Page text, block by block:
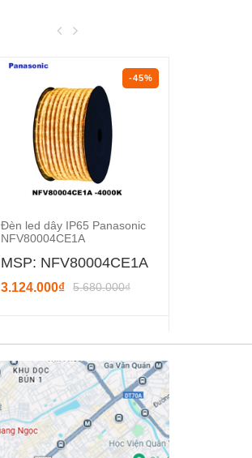
-45%
Đèn led dây IP65 Panasonic
NFV80004CE1A
MSP: NFV80004CE1A
3.124.000₫ 5.680.000₫